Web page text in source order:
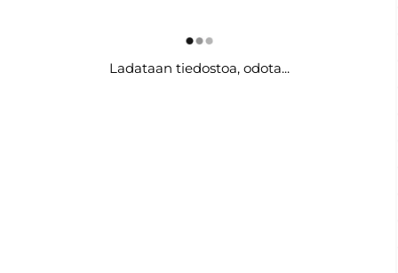
Ladataan tiedostoa, odota...